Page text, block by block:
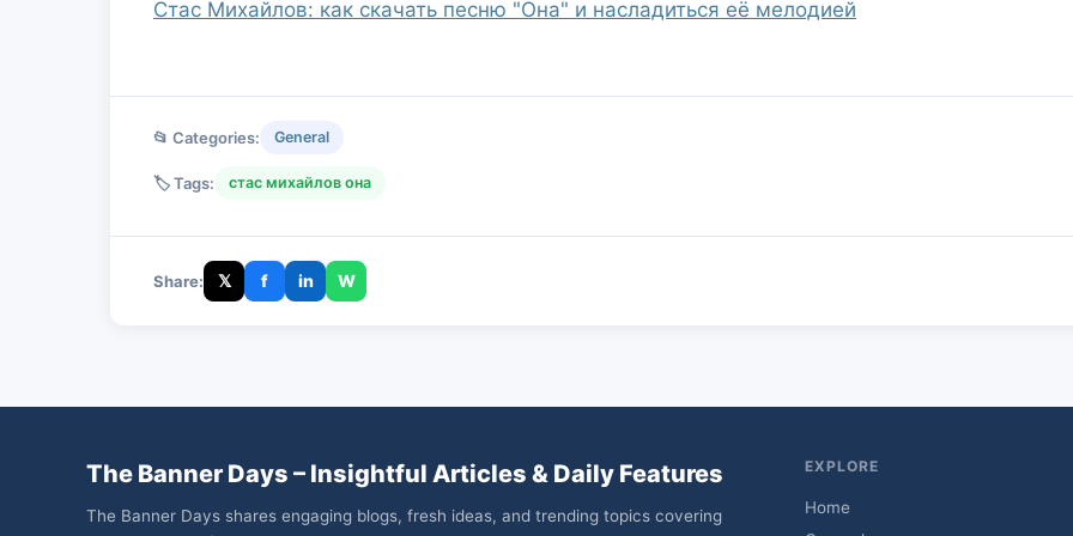
Стас Михайлов: как скачать песню "Она" и насладиться её мелодией
📂 Categories: General
🏷️ Tags: стас михайлов она
Share: 𝕏 f in W
The Banner Days – Insightful Articles & Daily Features
The Banner Days shares engaging blogs, fresh ideas, and trending topics covering
EXPLORE
Home